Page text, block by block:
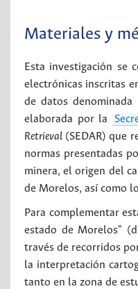
Materiales y
Esta investigación
electrónicas inscritas
de datos
elaborada por la
Retrieval (SEDAR) que
normas presentadas
minera, el origen del
de Morelos, así como
Para complementar
estado de Morelos"
través de recorridos
la interpretación
tanto en la zona de